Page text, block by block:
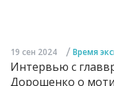
19 сен 2024 / Время
Интервью с
Дорошенко о